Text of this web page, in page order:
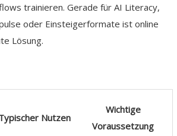
trainieren. Gerade für AI Literacy,
oder Einsteigerformate ist online
Lösung.
Nutzen
Wichtige
Voraussetzung